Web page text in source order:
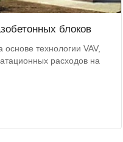
блоков
технологии VAV,
расходов на